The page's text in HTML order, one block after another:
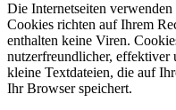
Die Internetseiten
Cookies richten auf Ihrem
enthalten keine Viren.
nutzerfreundlicher, effektiver
kleine Textdateien, die auf
Ihr Browser speichert.